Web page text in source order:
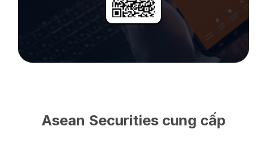
Asean Securities cung cấp